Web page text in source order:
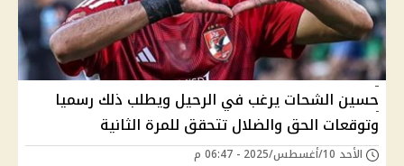
حسين الشحات يرغب في الرحيل ويطلب ذلك رسميا
وتوقعات الحق والضلال تتحقق للمرة الثانية
الأحد 10/أغسطس/2025 - 06:47 م